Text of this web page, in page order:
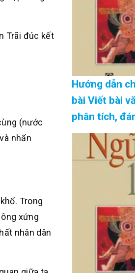
Trãi đúc kết
(nước
nhấn
Trong
xứng
nhân dân
Hướng dẫn
bài Viết bài
phân tích,
phẩm văn
10 tập 2 Kết
hay nhất